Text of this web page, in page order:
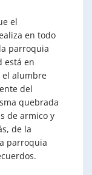
el
en todo
parroquia
está en
el alumbre
del
quebrada
de armico y
de la
parroquia